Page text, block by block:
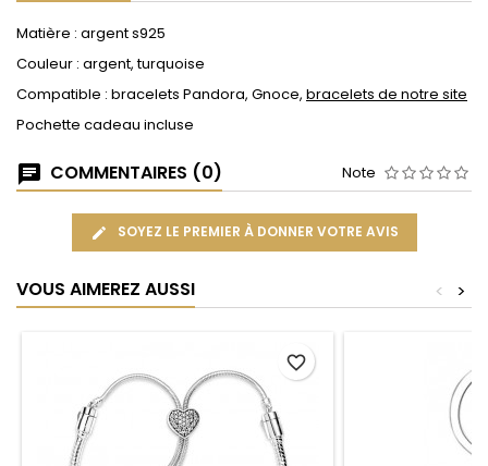
Matière : argent s925
Couleur : argent, turquoise
Compatible : bracelets Pandora, Gnoce, bracelets de notre site
Pochette cadeau incluse
COMMENTAIRES (0) Note
SOYEZ LE PREMIER À DONNER VOTRE AVIS
VOUS AIMEREZ AUSSI >
<
favorite_border